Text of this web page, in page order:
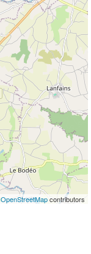
OpenStreetMapcontributors